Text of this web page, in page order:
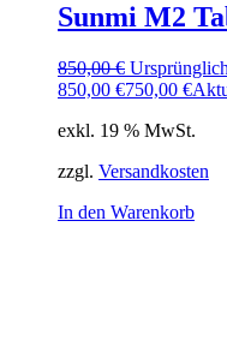
Sunmi M2
850,00€
850,00 €750,00 €
exkl. 19 % MwSt.
zzgl. Versandkosten
In den Warenkorb